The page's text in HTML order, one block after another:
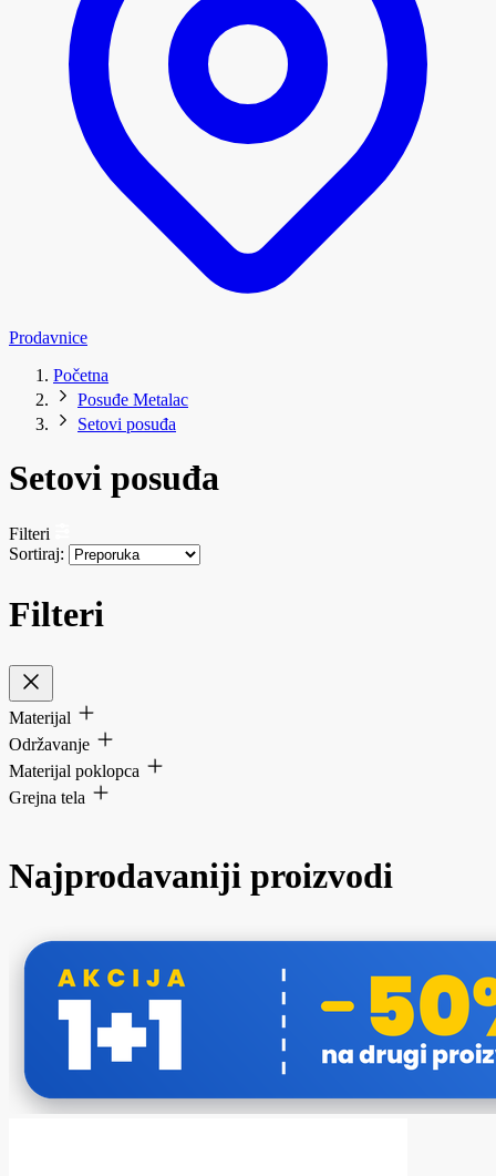
Prodavnice
Početna
Posuđe Metalac
Setovi posuđa
Setovi posuđa
Filteri
Sortiraj:
Filteri
Materijal
Održavanje
Materijal poklopca
Grejna tela
Najprodavaniji proizvodi